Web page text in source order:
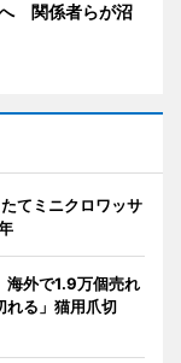
関係者らが沼
てミニクロワッサ
海外で1.9万個売れ
れる」猫用爪切